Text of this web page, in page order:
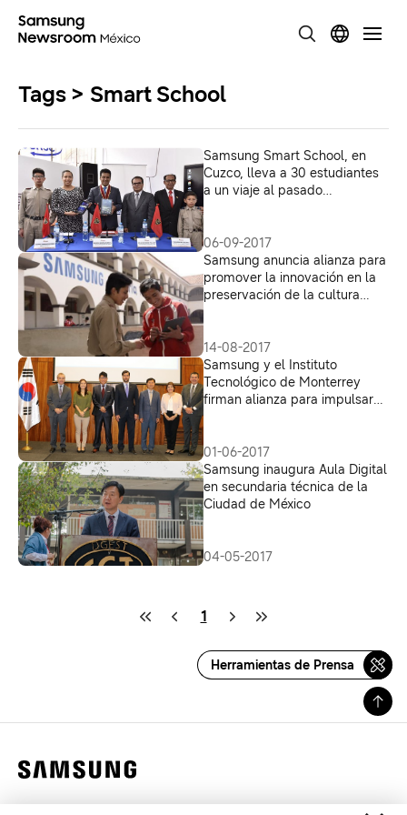
Tags > Smart School
Samsung Smart School, en
Cuzco, lleva a 30 estudiantes
a un viaje al pasado
06-09-2017
Samsung anuncia alianza para
promover la innovación en la
preservación de la cultura
14-08-2017
Samsung y el Instituto
Tecnológico de Monterrey
firman alianza para impulsar
01-06-2017
Samsung inaugura Aula Digital
en secundaria técnica de la
Ciudad de México
04-05-2017
1
Herramientas de Prensa